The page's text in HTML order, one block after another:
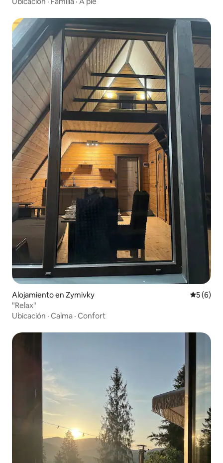
Alojamiento en Zymivky
5 (6)
"Relax"
Ubicación · Calma · Confort